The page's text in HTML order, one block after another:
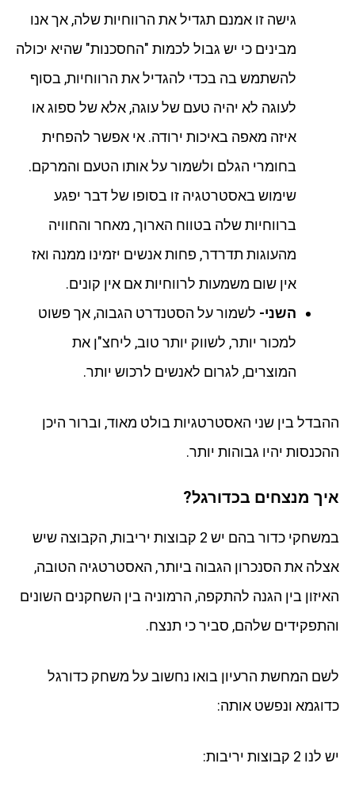
גישה זו אמנם תגדיל את הרווחיות שלה, אך אנו
מבינים כי יש גבול לכמות "החסכנות" שהיא יכולה
להשתמש בה בכדי להגדיל את הרווחיות, בסוף
לעוגה לא יהיה טעם של עוגה, אלא של ספוג או
איזה מאפה באיכות ירודה. אי אפשר להפחית
בחומרי הגלם ולשמור על אותו הטעם והמרקם.
שימוש באסטרטגיה זו בסופו של דבר יפגע
ברווחיות שלה בטווח הארוך, מאחר והחוויה
מהעוגות תדרדר, פחות אנשים יזמינו ממנה ואז
אין שום משמעות לרווחיות אם אין קונים.
השני- לשמור על הסטנדרט הגבוה, אך פשוט
למכור יותר, לשווק יותר טוב, ליחצ"ן את
המוצרים, לגרום לאנשים לרכוש יותר.
ההבדל בין שני האסטרטגיות בולט מאוד, וברור היכן
ההכנסות יהיו גבוהות יותר.
איך מנצחים בכדורגל?
במשחקי כדור בהם יש 2 קבוצות יריבות, הקבוצה שיש
אצלה את הסנכרון הגבוה ביותר, האסטרטגיה הטובה,
האיזון בין הגנה להתקפה, הרמוניה בין השחקנים השונים
והתפקידים שלהם, סביר כי תנצח.
לשם המחשת הרעיון בואו נחשוב על משחק כדורגל
כדוגמא ונפשט אותה:
יש לנו 2 קבוצות יריבות: